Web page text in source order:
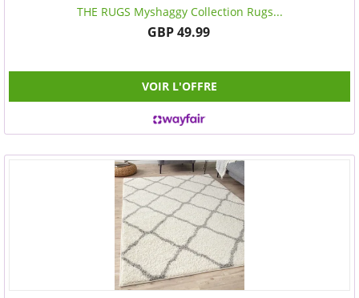
THE RUGS Myshaggy Collection Rugs...
GBP 49.99
VOIR L'OFFRE